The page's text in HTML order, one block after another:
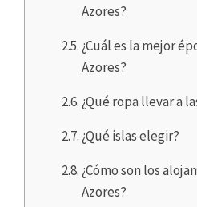
Azores?
¿Cuál es la mejor
Azores?
¿Qué ropa llevar a
¿Qué islas elegir?
¿Cómo son los
Azores?